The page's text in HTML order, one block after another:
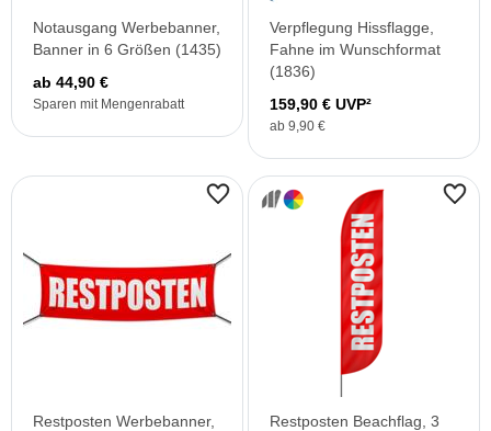
Notausgang Werbebanner,
Banner in 6 Größen (1435)
ab 44,90 €
Sparen mit Mengenrabatt
Verpflegung Hissflagge,
Fahne im Wunschformat
(1836)
159,90 € UVP²
ab 9,90 €
Restposten Werbebanner,
Restposten Beachflag, 3